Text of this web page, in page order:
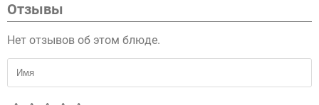
Отзывы
Нет отзывов об этом блюде.